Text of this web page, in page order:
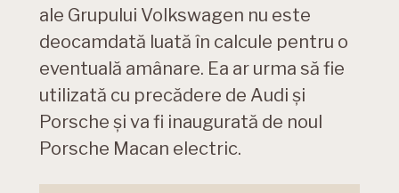
ale Grupului Volkswagen nu este
deocamdată luată în calcule pentru o
eventuală amânare. Ea ar urma să fie
utilizată cu precădere de Audi și
Porsche și va fi inaugurată de noul
Porsche Macan electric.